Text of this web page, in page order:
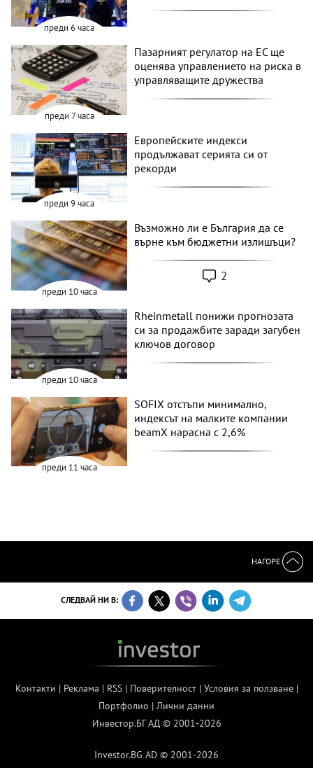
преди 6 часа
преди 7 часа
Пазарният регулатор на ЕС ще
оценява управлението на риска в
управляващите дружества
преди 9 часа
Европейските индекси
продължават серията си от
рекорди
преди 10 часа
Възможно ли е България да се
върне към бюджетни излишъци?
2
преди 10 часа
Rheinmetall понижи прогнозата
си за продажбите заради загубен
ключов договор
преди 11 часа
SOFIX отстъпи минимално,
индексът на малките компании
beamX нарасна с 2,6%
НАГОРЕ
СЛЕДВАЙ НИ В:
Контакти | Реклама | RSS| Поверителност| Условия за ползване|
Портфолио | Лични данни
Инвестор.БГ АД © 2001-2026
Investor.BG AD © 2001-2026